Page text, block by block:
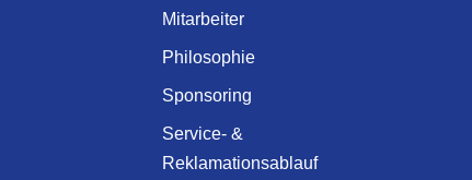
Mitarbeiter
Philosophie
Sponsoring
Service- &
Reklamationsablauf